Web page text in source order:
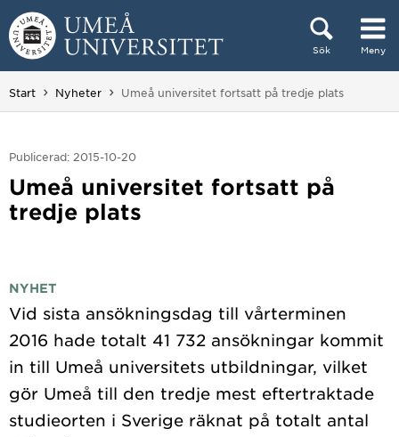
Hoppa direkt till innehållet
Sök Meny
Huvudmenyn dold.
Start Nyheter Du är här:
Umeå universitet fortsatt på tredje plats
Publicerad: 2015-10-20
Umeå universitet fortsatt på
tredje plats
NYHET
Vid sista ansökningsdag till vårterminen
2016 hade totalt 41 732 ansökningar kommit
in till Umeå universitets utbildningar, vilket
gör Umeå till den tredje mest eftertraktade
studieorten i Sverige räknat på totalt antal